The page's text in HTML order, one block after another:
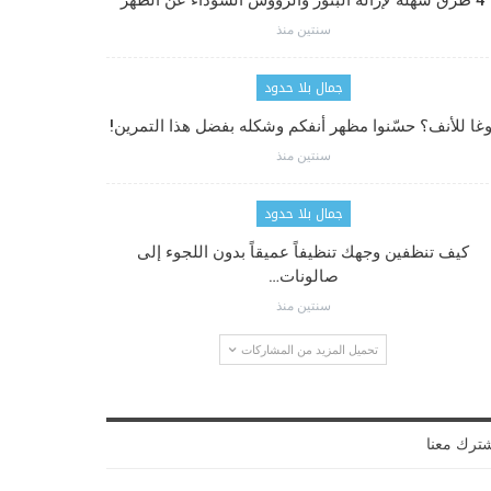
سنتين منذ
جمال بلا حدود
للأنف؟ حسّنوا مظهر أنفكم وشكله بفضل هذا التمرين!
سنتين منذ
جمال بلا حدود
كيف تنظفين وجهك تنظيفاً عميقاً بدون اللجوء إلى
صالونات…
سنتين منذ
تحميل المزيد من المشاركات
معنا